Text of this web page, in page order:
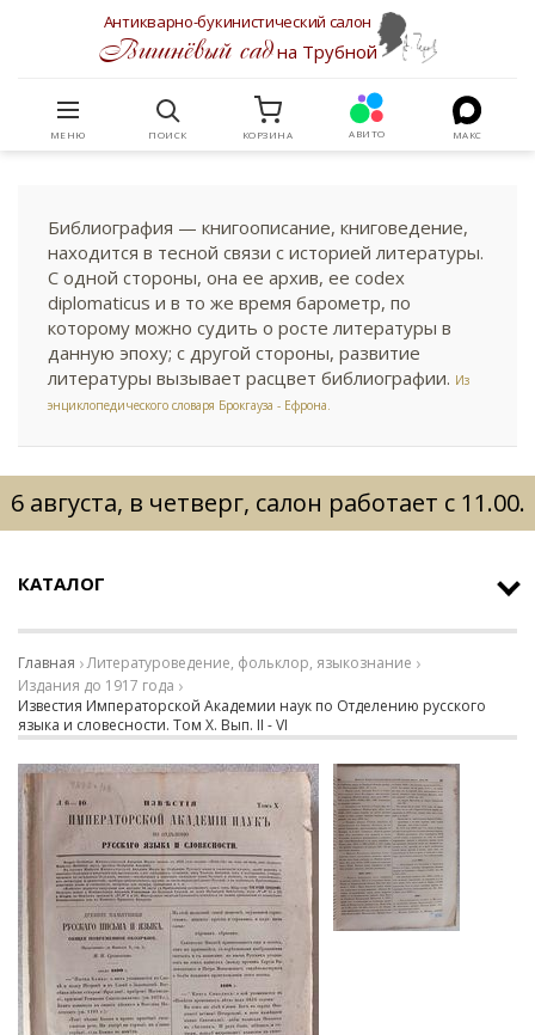
Антикварно-букинистический салон
Вишнёвый садна Трубной
МЕНЮ ПОИСК КОРЗИНА АВИТО МАКС
Библиография — книгоописание, книговедение,
находится в тесной связи с историей литературы.
С одной стороны, она ее архив, ее codex
diplomaticus и в то же время барометр, по
которому можно судить о росте литературы в
данную эпоху; с другой стороны, развитие
литературы вызывает расцвет библиографии. Из
энциклопедического словаря Брокгауза - Ефрона.
6 августа, в четверг, салон работает с 11.00.
КАТАЛОГ
Главная
Литературоведение, фольклор, языкознание
Издания до 1917 года
Известия Императорской Академии наук по Отделению русского
языка и словесности. Том X. Вып. II - VI